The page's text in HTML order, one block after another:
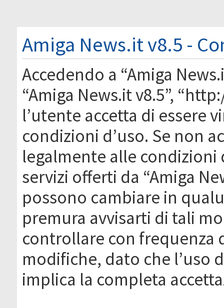
Amiga News.it v8.5 -
Accedendo a “Amiga
“Amiga News.it v8.5”,
l’utente accetta di essere
condizioni d’uso. Se non
legalmente alle condizioni
servizi offerti da “Amiga
possono cambiare in
premura avvisarti di tali
controllare con frequenza
modifiche, dato che l’uso
implica la completa